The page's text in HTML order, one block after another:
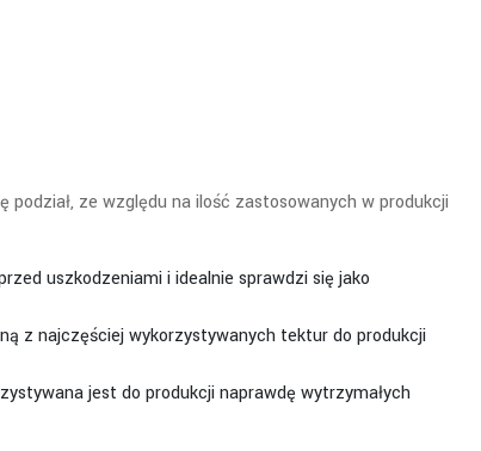
ze względu na ilość zastosowanych w produkcji
uszkodzeniami i idealnie sprawdzi się jako
z najczęściej wykorzystywanych tektur do produkcji
jest do produkcji naprawdę wytrzymałych